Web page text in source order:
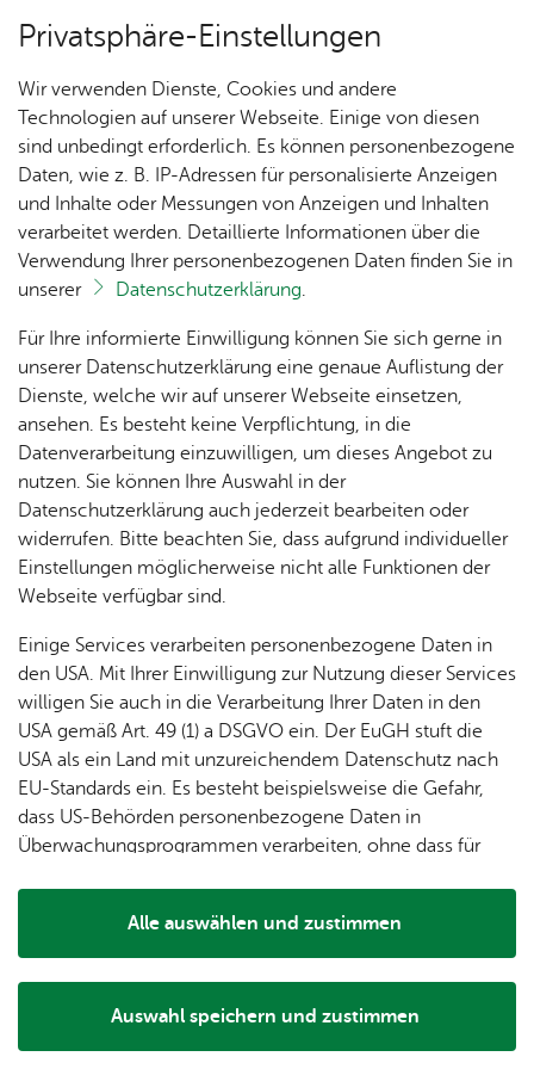
Un­se­re Ort­schaft
Ak­tu­
1250
Jahre
Ai­lin­
gen
chen­
markt
Mit­tei­
lungs­
blatt
Zah­
len,
Daten
& Fak­
ten
Ai­lin­
ger
Fe­ri­
en­
Ge­
schic
h­te
Orts­
vor­
& Ort­
schaft
s­rat
Ver­
eins­le­
ben
Lo­ka­le
Agen­
da
Ak­ti­on
mein­
sinn
Ai­lin­
gen
Öf­
fent­li­
Ein­
rich­
tun­
gen
Bil­der
Orts­
plan
Aus­bil­
dung
& of­fe­
Ver­an­stal­tun­gen
Oops, an error oc­cur­red! Re­quest: e7b­c97cb386a1
Orts­ver­wal­tung Ai­lin­gen
Haupt­stra­ße 2
88048 Fried­richs­ha­fen
Tel. +49 7541 507-0
Kon­takt­for­mu­lar
Wei­te­re Infos
Orts­plan
Für Gast­ge­ber
Da­ten­schutz
Im­pres­sum
Bar­rie­re­frei­heit
Pres­se
The­men
Bür­ger­ser­vice
Wel­len­frei­bad
Privatsphäre-Einstellungen
Wir verwenden Dienste, Cookies und andere
Technologien auf unserer Webseite. Einige von diesen
sind unbedingt erforderlich. Es können personenbezogene
Daten, wie z. B. IP-Adressen für personalisierte Anzeigen
und Inhalte oder Messungen von Anzeigen und Inhalten
verarbeitet werden. Detaillierte Informationen über die
Verwendung Ihrer personenbezogenen Daten finden Sie in
unserer
Datenschutzerklärung.
Für Ihre informierte Einwilligung können Sie sich gerne in
unserer Datenschutzerklärung eine genaue Auflistung der
Dienste, welche wir auf unserer Webseite einsetzen,
ansehen. Es besteht keine Verpflichtung, in die
Datenverarbeitung einzuwilligen, um dieses Angebot zu
nutzen. Sie können Ihre Auswahl in der
Datenschutzerklärung auch jederzeit bearbeiten oder
widerrufen. Bitte beachten Sie, dass aufgrund individueller
Einstellungen möglicherweise nicht alle Funktionen der
Webseite verfügbar sind.
Einige Services verarbeiten personenbezogene Daten in
den USA. Mit Ihrer Einwilligung zur Nutzung dieser Services
willigen Sie auch in die Verarbeitung Ihrer Daten in den
USA gemäß Art. 49 (1) a DSGVO ein. Der EuGH stuft die
USA als ein Land mit unzureichendem Datenschutz nach
EU-Standards ein. Es besteht beispielsweise die Gefahr,
dass US-Behörden personenbezogene Daten in
Überwachungsprogrammen verarbeiten, ohne dass für
Auswahl speichern und zustimmen
Alle auswählen und zustimmen